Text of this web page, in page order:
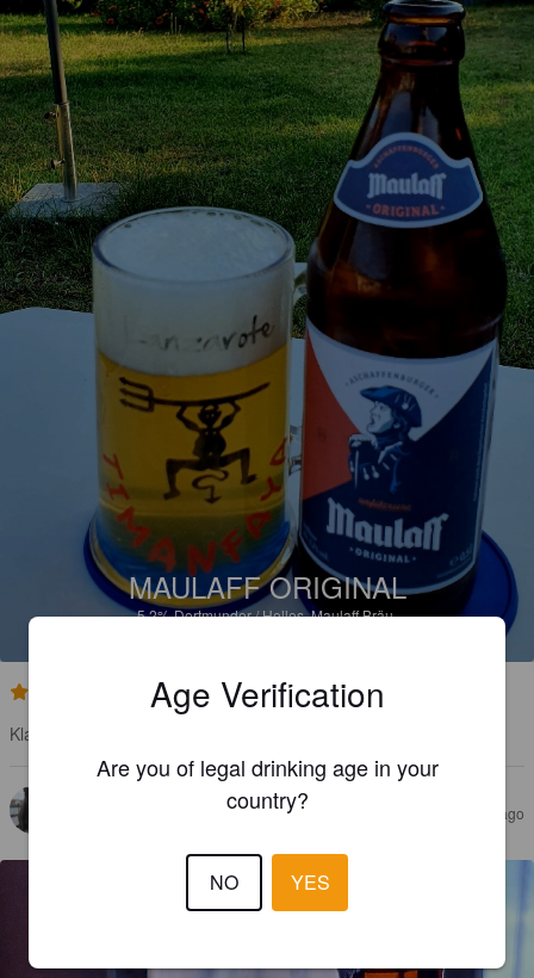
MAULAFF ORIGINAL
5.2%Dortmunder / Helles.Maulaff Bräu.
Klare Empfehlung 👍Sehr gutes Helles Bierchen 🤗Prost 🍻🙋‍♂️
PILS98 2 years ago
Age Verification
Are you of legal drinking age in your
country?
NO YES